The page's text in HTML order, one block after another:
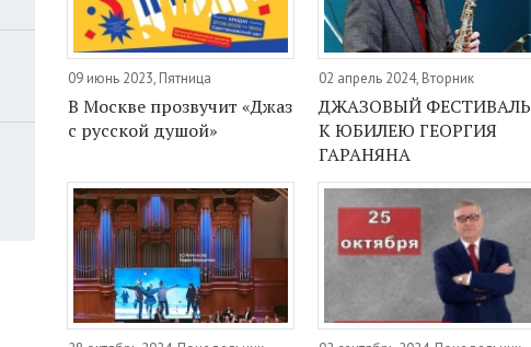
09 июнь 2023, Пятница
В Москве прозвучит «Джаз
с русской душой»
02 апрель 2024, Вторник
ДЖАЗОВЫЙ ФЕСТИВАЛЬ
К ЮБИЛЕЮ ГЕОРГИЯ
ГАРАНЯНА